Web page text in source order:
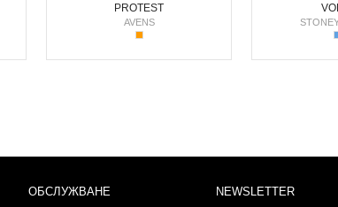
PROTEST
AVENS
ОБСЛУЖВАНЕ NEWSLETTER